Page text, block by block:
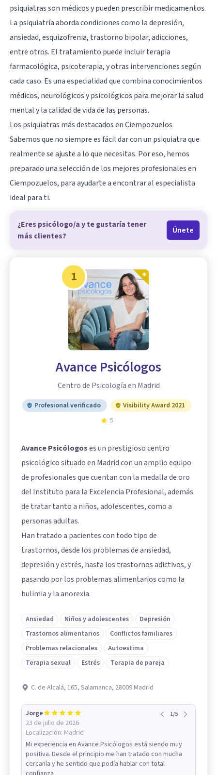
psiquiatras son médicos y pueden prescribir medicamentos.
La psiquiatría aborda condiciones como la depresión,
ansiedad, esquizofrenia, trastorno bipolar, adicciones,
entre otros. El tratamiento puede incluir terapia
farmacológica, psicoterapia, y otras intervenciones según
cada caso. Es una especialidad que combina conocimientos
médicos, neurológicos y psicológicos para mejorar la salud
mental y la calidad de vida de las personas.
Los psiquiatras más destacados en Ciempozuelos
Sabemos que no siempre es fácil dar con un psiquiatra que
realmente se ajuste a lo que necesitas. Por eso, hemos
preparado una selección de los mejores profesionales en
Ciempozuelos, para ayudarte a encontrar al especialista
ideal para ti.
¿Eres psicólogo/a y te gustaría tener
más clientes?
Únete
1
Avance Psicólogos
Centro de Psicología en Madrid
Profesional verificado
Visibility Award 2021
5
Avance Psicólogoses un prestigioso centro
psicológico situado en Madrid con un amplio equipo
de profesionales que cuentan con la medalla de oro
del Instituto para la Excelencia Profesional, además
de tratar tanto a niños, adolescentes, como a
personas adultas.
Han tratado a pacientes con todo tipo de
trastornos, desde los problemas de ansiedad,
depresión y estrés, hasta los trastornos adictivos, y
pasando por los problemas alimentarios como la
bulimia y la anorexia.
Ansiedad Niños y adolescentes
Depresión
Trastornos alimentarios
Conflictos familiares
Problemas relacionales
Autoestima
Terapia sexual
Estrés Terapia de pareja
C. de Alcalá, 165, Salamanca, 28009 Madrid
Jorge
23 de julio de 2026
Localización: Madrid
1/5
Mi experiencia en Avance Psicólogos está siendo muy
positiva. Desde el principio me han tratado con mucha
cercanía y he sentido que podía hablar con total